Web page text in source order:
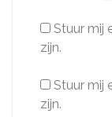
Stuur mij
zijn.
Stuur mij
zijn.